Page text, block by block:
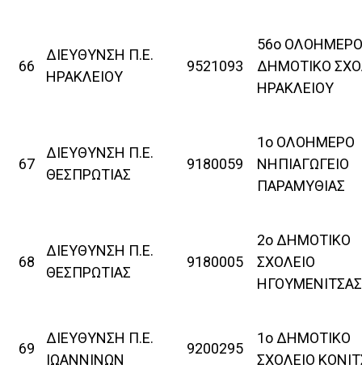
66
ΔΙΕΥΘΥΝΣΗ Π.Ε.
ΗΡΑΚΛΕΙΟΥ
9521093
56ο ΟΛΟΗΜΕΡΟ
ΔΗΜΟΤΙΚΟ
ΗΡΑΚΛΕΙΟΥ
67
ΔΙΕΥΘΥΝΣΗ Π.Ε.
ΘΕΣΠΡΩΤΙΑΣ
9180059
1ο ΟΛΟΗΜΕΡΟ
ΝΗΠΙΑΓΩΓΕΙΟ
ΠΑΡΑΜΥΘΙΑΣ
68
ΔΙΕΥΘΥΝΣΗ Π.Ε.
ΘΕΣΠΡΩΤΙΑΣ
9180005
2ο ΔΗΜΟΤΙΚΟ
ΣΧΟΛΕΙΟ
ΗΓΟΥΜΕΝΙΤΣΑΣ
69
ΔΙΕΥΘΥΝΣΗ Π.Ε.
ΙΩΑΝΝΙΝΩΝ
9200295
1ο ΔΗΜΟΤΙΚΟ
ΣΧΟΛΕΙΟ